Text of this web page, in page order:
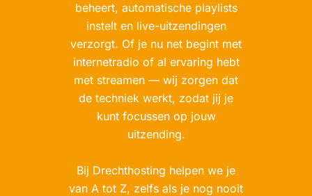
beheert, automatische playlists
instelt en live-uitzendingen
verzorgt. Of je nu net begint met
internetradio of al ervaring hebt
met streamen — wij zorgen dat
de techniek werkt, zodat jij je
kunt focussen op jouw
uitzending.
Bij Drechthosting helpen we je
van A tot Z, zelfs als je nog nooit